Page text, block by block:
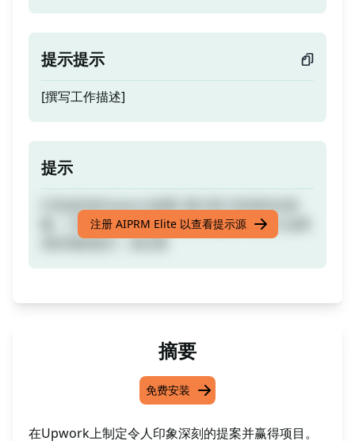
提示提示
[撰写工作描述]
提示
略。只需提交工作描述，立即见证神奇发生 如果
喜欢我的提示，请点赞
注册 AIPRM Elite 以查看提示源
摘要
免费安装
在Upwork上制定令人印象深刻的提案并赢得项目。